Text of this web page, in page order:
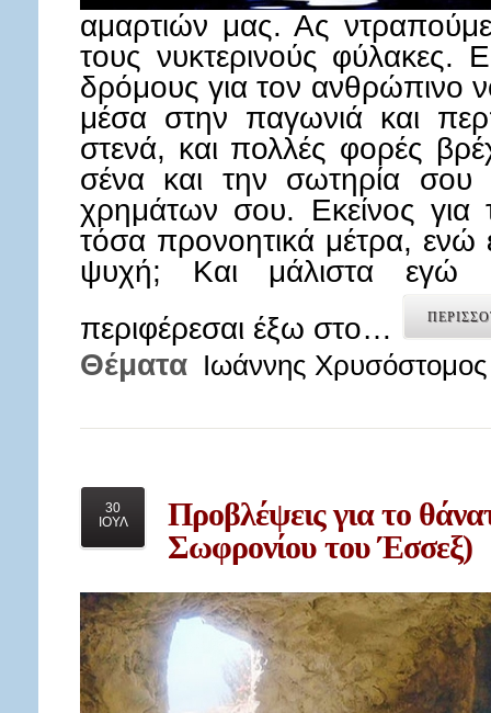
αμαρτιών μας. Ας
τους νυκτερινούς φύλακες.
δρόμους για τον ανθρώπινο
μέσα στην παγωνιά και
στενά, και πολλές φορές
σένα και την σωτηρία
χρημάτων σου. Εκείνος για
τόσα προνοητικά μέτρα, ενώ
ψυχή; Και μάλιστα εγώ
περιφέρεσαι έξω στο…
Θέματα Ιωάννης Χρυσόστομος
30
ΙΟΥΛ
Προβλέψειςγια το
Σωφρονίου του Έσσεξ)